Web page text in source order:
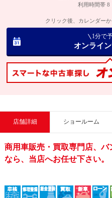
利用時間帯 8
クリック後、カレンダー
1分で
オンライ
店舗詳細 ショールーム
商用車販売・買取専門店、
なら、当店へお任せ下さい。